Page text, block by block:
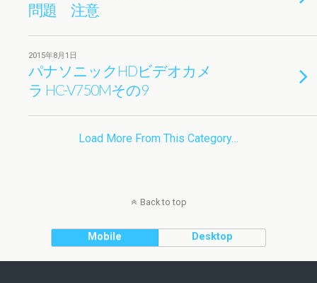
問題 注意
2015年8月1日
パナソニックHDビデオカメ
ラ HC-V750Mその9
Load More From This Category…
Back to top
Mobile Desktop